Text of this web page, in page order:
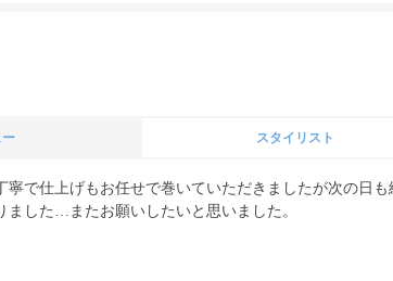
スタイリスト
寧で仕上げもお任せで巻いていただきましたが次の日も
ました…またお願いしたいと思いました。